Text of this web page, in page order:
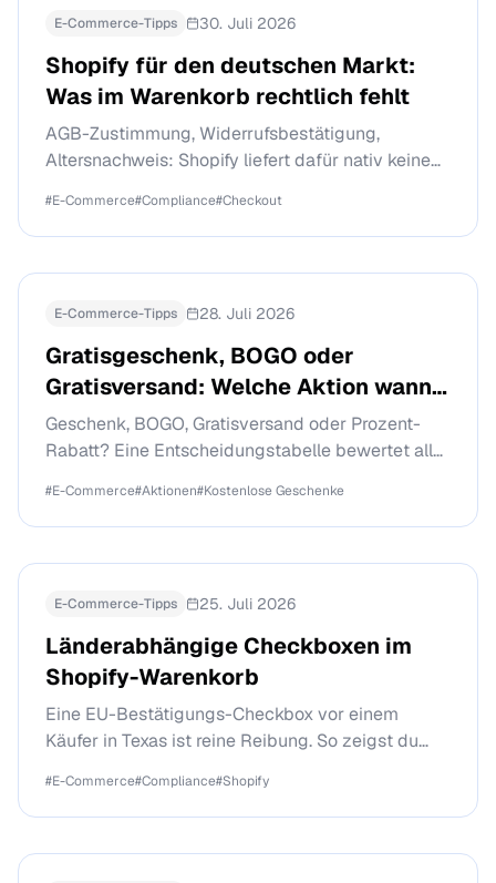
E-Commerce-Tipps 30. Juli 2026
Shopify für den deutschen Markt:
Was im Warenkorb rechtlich fehlt
AGB-Zustimmung, Widerrufsbestätigung,
Altersnachweis: Shopify liefert dafür nativ keine
Bestandsaufnahme und die Lücke, die der
Warenkorb schließt.
#E-Commerce#Compliance#Checkout
E-Commerce-Tipps 28. Juli 2026
Gratisgeschenk, BOGO oder
Gratisversand: Welche Aktion wann
funktioniert
Geschenk, BOGO, Gratisversand oder Prozent-
Rabatt? Eine Entscheidungstabelle bewertet alle
#E-Commerce#Aktionen#Kostenlose Geschenke
E-Commerce-Tipps 25. Juli 2026
Länderabhängige Checkboxen im
Shopify-Warenkorb
Eine EU-Bestätigungs-Checkbox vor einem
Käufer in Texas ist reine Reibung. So zeigst du
wirklich gefordert sind.
#E-Commerce#Compliance#Shopify